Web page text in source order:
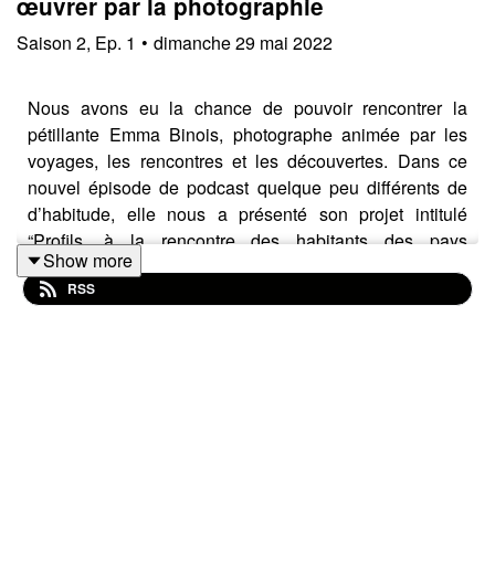
œuvrer par la photographie
Saison 2, Ep. 1 • dimanche 29 mai 2022
Nous avons eu la chance de pouvoir rencontrer la
pétillante Emma Binois, photographe animée par les
voyages, les rencontres et les découvertes. Dans ce
nouvel épisode de podcast quelque peu différents de
d’habitude, elle nous a présenté son projet intitulé
“Profils, à la rencontre des habitants des pays
nordiques, reportage photographique au cœur d’un
périple créatif et axé sur le développement durable”. Au
Show more
RSS